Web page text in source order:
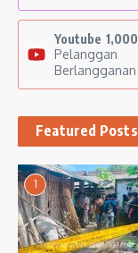
Youtube 1,000
Pelanggan
Berlangganan
Featured Posts
1